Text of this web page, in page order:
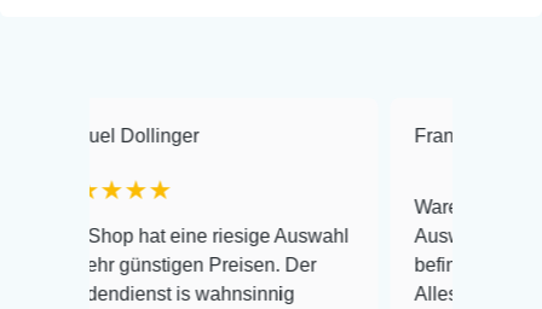
Dollinger
hat eine riesige Auswahl
günstigen Preisen. Der
is wahnsinnig
Frank Hackmayer
Warenanlieferung Top
Auswahl plus
befinden der Fische
Alles ist quick lebendig